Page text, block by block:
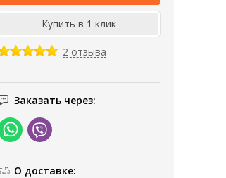
2 отзыва
Заказать через:
О доставке: